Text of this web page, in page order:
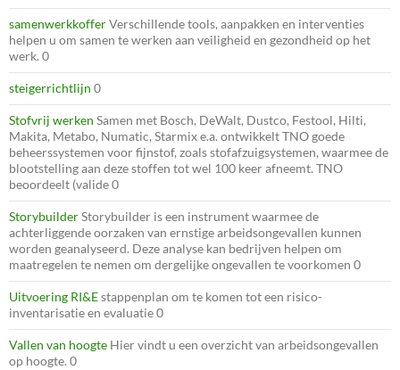
samenwerkkofferVerschillende tools, aanpakken en interventies
helpen u om samen te werken aan veiligheid en gezondheid op het
werk. 0
steigerrichtlijn 0
Stofvrij werken Samen met Bosch, DeWalt, Dustco, Festool, Hilti,
Makita, Metabo, Numatic, Starmix e.a. ontwikkelt TNO goede
beheerssystemen voor fijnstof, zoals stofafzuigsystemen, waarmee de
blootstelling aan deze stoffen tot wel 100 keer afneemt. TNO
beoordeelt (valide 0
StorybuilderStorybuilder is een instrument waarmee de
achterliggende oorzaken van ernstige arbeidsongevallen kunnen
worden geanalyseerd. Deze analyse kan bedrijven helpen om
maatregelen te nemen om dergelijke ongevallen te voorkomen 0
Uitvoering RI&Estappenplan om te komen tot een risico-
inventarisatie en evaluatie 0
Vallen van hoogte Hier vindt u een overzicht van arbeidsongevallen
op hoogte. 0